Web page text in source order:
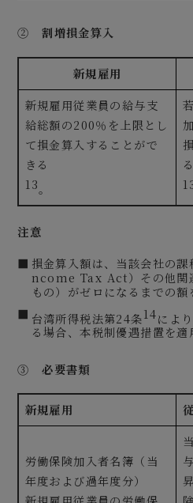
②割増損金算入
新規雇用
新規雇用従業員の給与支
給総額の200％を上限とし
て損金算入することがで
きる
13。
る
注意
損金算入額は、当該会社の
ncome Tax Act）その他関
もの）がゼロになるまでの額
台湾所得税法第24条14によ
る場合、本税制優遇措置を適
③必要書類
新規雇用
労働保険加入者名簿（当
年度および過年度分）